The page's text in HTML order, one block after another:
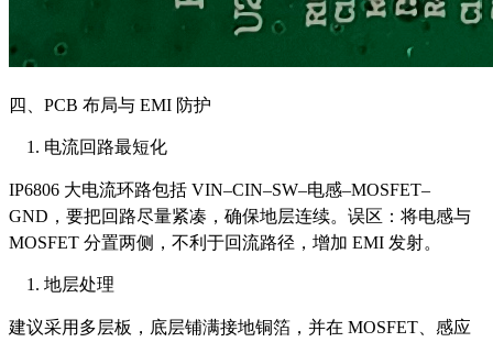
四、PCB 布局与 EMI 防护
电流回路最短化
IP6806 大电流环路包括 VIN–CIN–SW–电感–MOSFET–
GND，要把回路尽量紧凑，确保地层连续。误区：将电感与
MOSFET 分置两侧，不利于回流路径，增加 EMI 发射。
地层处理
建议采用多层板，底层铺满接地铜箔，并在 MOSFET、感应